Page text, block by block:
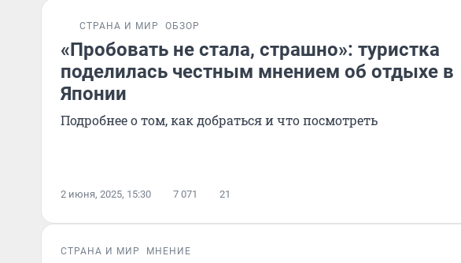
СТРАНА И МИР ОБЗОР
«Пробовать не стала, страшно»: туристка
поделилась честным мнением об отдыхе в
Японии
Подробнее о том, как добраться и что посмотреть
2 июня, 2025, 15:30 7 071 21
СТРАНА И МИР МНЕНИЕ